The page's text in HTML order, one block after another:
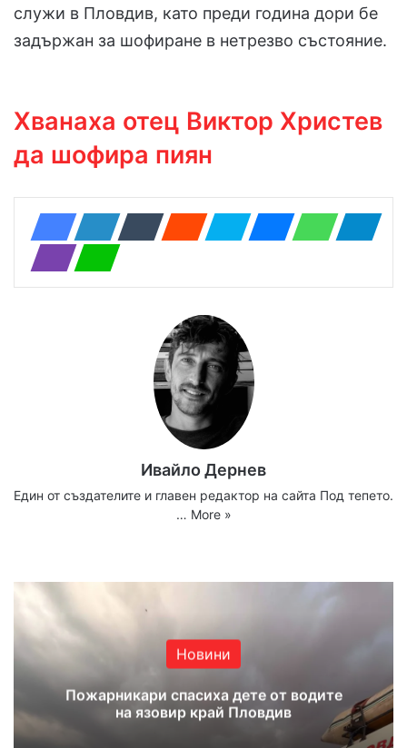
служи в Пловдив, като преди година дори бе
задържан за шофиране в нетрезво състояние.
Хванаха отец Виктор Христев
да шофира пиян
Ивайло Дернев
Един от създателите и главен редактор на сайта Под тепето.
… More »
Новини
Пожарникари спасиха дете от водите
на язовир край Пловдив